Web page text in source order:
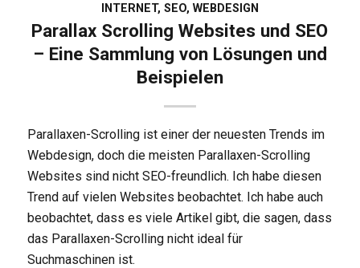
INTERNET, SEO, WEBDESIGN
Parallax Scrolling Websites und SEO
– Eine Sammlung von Lösungen und
Beispielen
Parallaxen-Scrolling ist einer der neuesten Trends im
Webdesign, doch die meisten Parallaxen-Scrolling
Websites sind nicht SEO-freundlich. Ich habe diesen
Trend auf vielen Websites beobachtet. Ich habe auch
beobachtet, dass es viele Artikel gibt, die sagen, dass
das Parallaxen-Scrolling nicht ideal für
Suchmaschinen ist.